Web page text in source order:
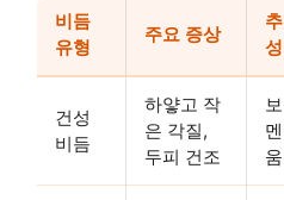
비듬
유형
주요 증상
건성
비듬
하얗고 작
은 각질,
두피 건조